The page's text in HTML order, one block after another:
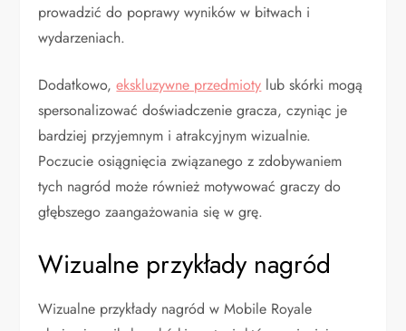
prowadzić do poprawy wyników w bitwach i
wydarzeniach.
Dodatkowo,ekskluzywne przedmioty lub skórki mogą
spersonalizować doświadczenie gracza, czyniąc je
bardziej przyjemnym i atrakcyjnym wizualnie.
Poczucie osiągnięcia związanego z zdobywaniem
tych nagród może również motywować graczy do
głębszego zaangażowania się w grę.
Wizualne przykłady nagród
Wizualne przykłady nagród w Mobile Royale